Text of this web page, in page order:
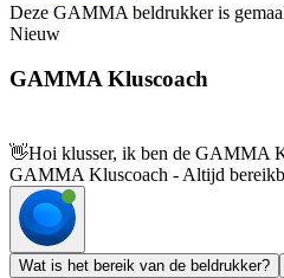
Deze GAMMA beldrukker is
Nieuw
GAMMA Kluscoach
👋Hoi klusser, ik ben de GAMMA
GAMMA Kluscoach - Altijd
Wat is het bereik van de beldrukker?